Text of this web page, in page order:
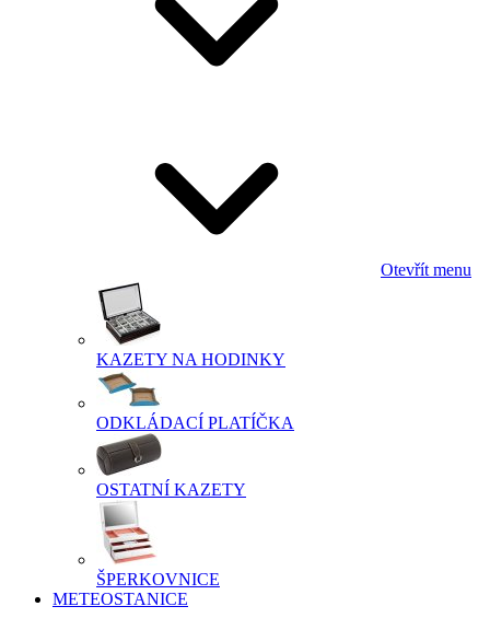
Otevřít menu
KAZETY NA HODINKY
ODKLÁDACÍ PLATÍČKA
OSTATNÍ KAZETY
ŠPERKOVNICE
METEOSTANICE